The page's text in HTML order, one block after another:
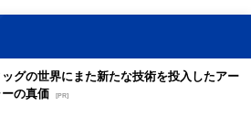
ッグの世界にまた新たな技術を投入したアー
ーの真価 [PR]